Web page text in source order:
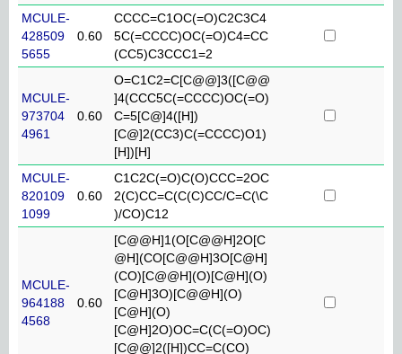
MCULE-
428509
5655
0.60
CCCC=C1OC(=O)C2C3C4
5C(=CCCC)OC(=O)C4=CC
(CC5)C3CCC1=2
MCULE-
973704
4961
0.60
O=C1C2=C[C@@]3([C@@
]4(CCC5C(=CCCC)OC(=O)
C=5[C@]4([H])
[C@]2(CC3)C(=CCCC)O1)
[H])[H]
MCULE-
820109
1099
0.60
C1C2C(=O)C(O)CCC=2OC
2(C)CC=C(C(C)CC/C=C(\C
)/CO)C12
MCULE-
964188
4568
0.60
[C@@H]1(O[C@@H]2O[C
@H](CO[C@@H]3O[C@H]
(CO)[C@@H](O)[C@H](O)
[C@H]3O)[C@@H](O)
[C@H](O)
[C@H]2O)OC=C(C(=O)OC)
[C@@]2([H])CC=C(CO)